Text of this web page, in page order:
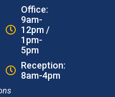
Office:
9am-
12pm /
1pm-
5pm
Reception:
8am-4pm